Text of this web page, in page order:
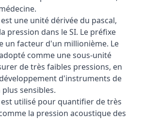
une unité dérivée du pascal,
pression dans le SI. Le préfixe
un facteur d'un millionième. Le
comme une sous-unité
de très faibles pressions, en
d'instruments de
sensibles.
utilisé pour quantifier de très
la pression acoustique des